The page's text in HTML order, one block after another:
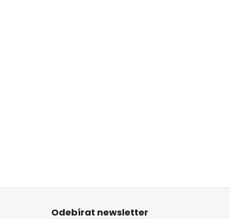
Z
Odebírat newsletter